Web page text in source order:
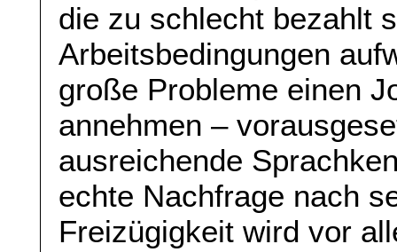
die zu schlecht bezahlt
Arbeitsbedingungen
große Probleme einen
annehmen –
ausreichende
echte Nachfrage nach
Freizügigkeit wird vor